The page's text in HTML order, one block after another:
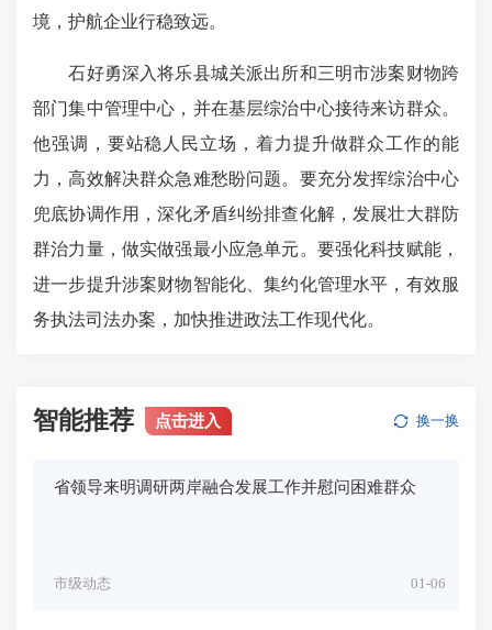
境，护航企业行稳致远。
石好勇深入将乐县城关派出所和三明市涉案财物跨
部门集中管理中心，并在基层综治中心接待来访群众。
他强调，要站稳人民立场，着力提升做群众工作的能
力，高效解决群众急难愁盼问题。要充分发挥综治中心
兜底协调作用，深化矛盾纠纷排查化解，发展壮大群防
群治力量，做实做强最小应急单元。要强化科技赋能，
进一步提升涉案财物智能化、集约化管理水平，有效服
务执法司法办案，加快推进政法工作现代化。
智能推荐 点击进入 换一换
省领导来明调研两岸融合发展工作并慰问困难群众
01-06
市级动态